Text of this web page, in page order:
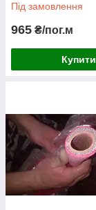
Під замовлення
965 ₴/пог.м
Купити